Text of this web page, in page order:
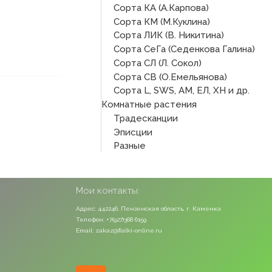
Сорта КА (А.Карпова)
Сорта КМ (М.Куклина)
Сорта ЛИК (В. Никитина)
Сорта СеГа (Седенкова Галина)
Сорта СЛ (Л. Сокол)
Сорта СВ (О.Емельянова)
Сорта L, SWS, АМ, ЕЛ, ХН и др.
Комнатные растения
Традесканции
Эписции
Разные
Мои контакты:
Адрес: 442246, Пензенская область, г. Каменка
Телефон: +7(927)368 6159
Email: zakaz@fialki-online.ru